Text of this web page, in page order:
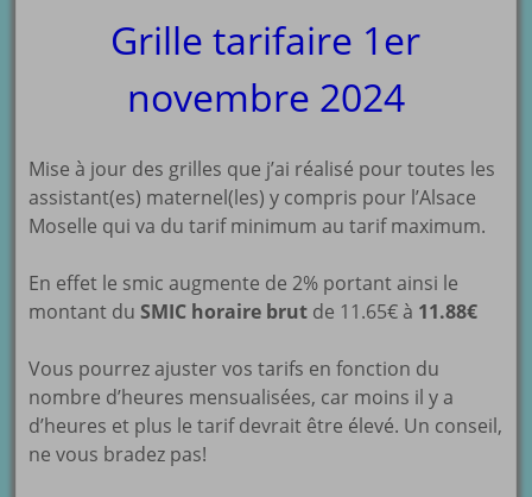
Grille tarifaire 1er
novembre 2024
Mise à jour des grilles que j’ai réalisé pour toutes les
assistant(es) maternel(les) y compris pour l’Alsace
Moselle qui va du tarif minimum au tarif maximum.
En effet le smic augmente de 2% portant ainsi le
montant duSMIC horaire brut de 11.65€ à 11.88€
Vous pourrez ajuster vos tarifs en fonction du
nombre d’heures mensualisées, car moins il y a
d’heures et plus le tarif devrait être élevé. Un conseil,
ne vous bradez pas!